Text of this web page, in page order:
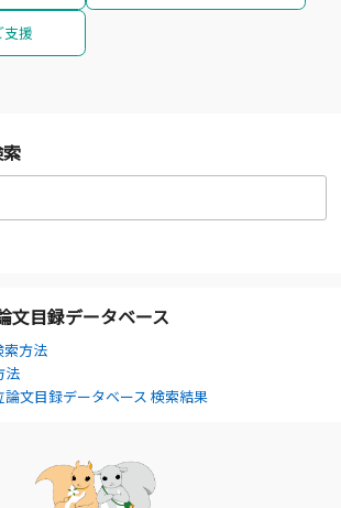
援
文目録データベース
索方法
法
文目録データベース 検索結果